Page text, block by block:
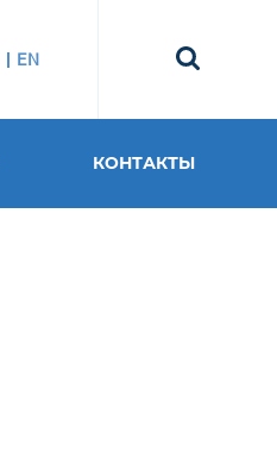
EN
КОНТАКТЫ